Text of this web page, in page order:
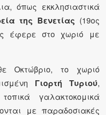
όπως εκκλησιαστικά
της Βενετίας (19ος
έφερε στο χωριό με
Οκτώβριο, το χωριό
Γιορτή Τυριού,
γαλακτοκομικά
με παραδοσιακές